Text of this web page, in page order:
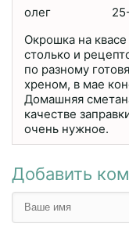
олег
Окрошка на квасе
столько и
по разному
хреном, в мае
Домашняя
качестве
очень нужное.
Добавить